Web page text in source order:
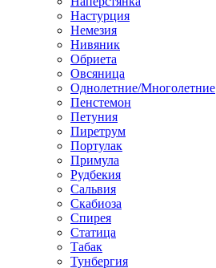
Настурция
Немезия
Нивяник
Обриета
Овсяница
Однолетние/Многолетние
Пенстемон
Петуния
Пиретрум
Портулак
Примула
Рудбекия
Сальвия
Скабиоза
Спирея
Статица
Табак
Тунбергия